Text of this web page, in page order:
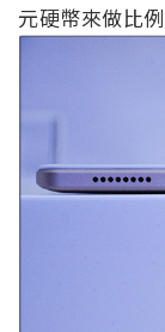
元硬幣來做比